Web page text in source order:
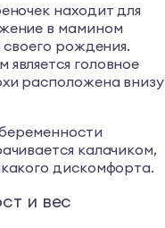
находит для
в мамином
рождения.
головное
расположена внизу
калачиком,
дискомфорта.
и вес